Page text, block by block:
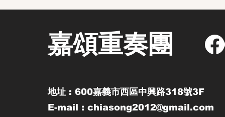
現的事
街區 - 老嘉
嘉頌重奏團
地址 : 600嘉義市西區中興路318號3F
E-mail : chiasong2012@gmail.com